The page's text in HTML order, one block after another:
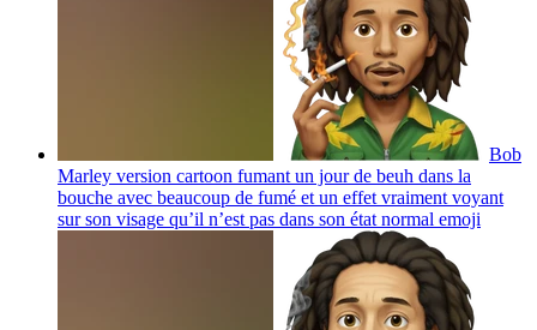
Bob
Marley version cartoon fumant un jour de beuh dans la
bouche avec beaucoup de fumé et un effet vraiment voyant
sur son visage qu’il n’est pas dans son état normal emoji